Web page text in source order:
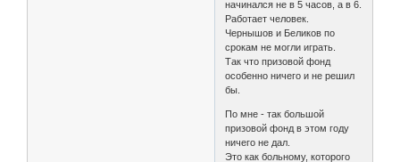
начинался не в 5 часов, а в 6.
Работает человек.
Чернышов и Беликов по
срокам не могли играть.
Так что призовой фонд
особенно ничего и не решил
бы.
По мне - так большой
призовой фонд в этом году
ничего не дал.
Это как больному, которого